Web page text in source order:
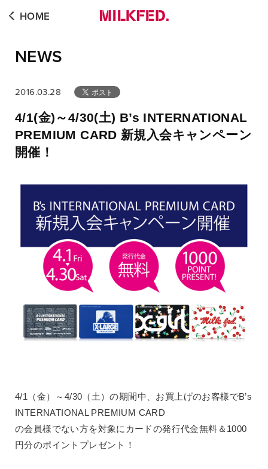
NEWS
HOME
2016.03.28
4/1(金)～4/30(土) B’s INTERNATIONAL
PREMIUM CARD 新規入会キャンペーン
開催！
4/1（金）～4/30（土）の期間中、お買上げのお客様でB’s
INTERNATIONAL PREMIUM CARD
の会員様でない方を対象にカードの発行代金無料＆1000
円分のポイントプレゼント！